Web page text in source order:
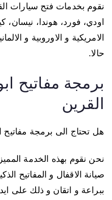
نقوم بخدمات فتح سيارات
اودي، فورد، هوندا، نيسان،
الامريكية و الاوروبية و
حالا.
برمجة مفاتيح
القرين
هل تحتاج الى برمجة مفاتيح
نحن نقوم بهذه الخدمة
صيانة الاقفال و المفاتيح
ببراعة و اتقان و ذلك على